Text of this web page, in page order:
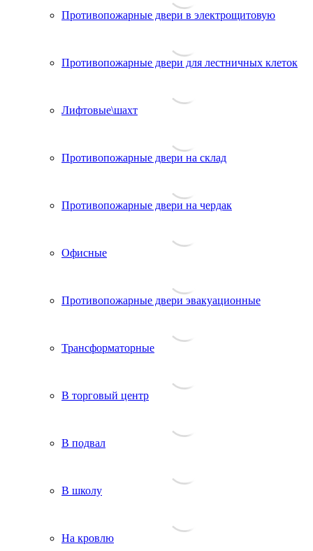
Противопожарные двери в электрощитовую
Противопожарные двери для лестничных клеток
Лифтовые\шахт
Противопожарные двери на склад
Противопожарные двери на чердак
Офисные
Противопожарные двери эвакуационные
Трансформаторные
В торговый центр
В подвал
В школу
На кровлю